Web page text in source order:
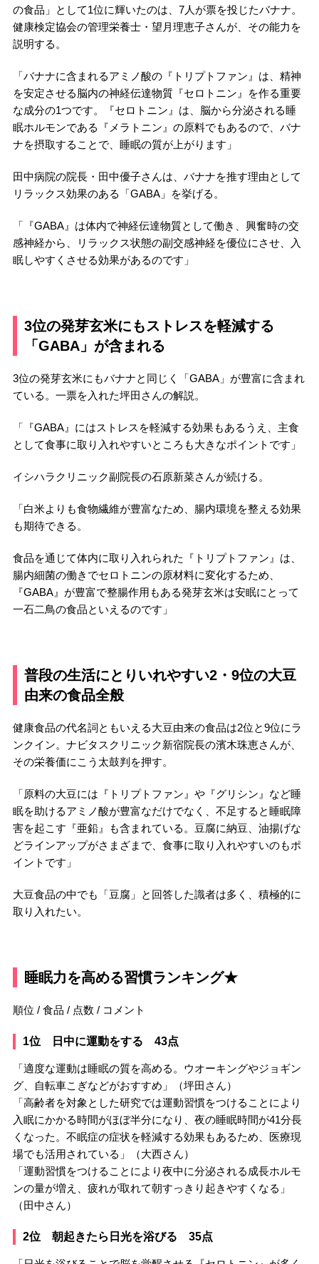
の食品」として1位に輝いたのは、7人が票を投じたバナナ。
健康検定協会の管理栄養士・望月理恵子さんが、その能力を
説明する。
「バナナに含まれるアミノ酸の『トリプトファン』は、精神
を安定させる脳内の神経伝達物質『セロトニン』を作る重要
な成分の1つです。『セロトニン』は、脳から分泌される睡
眠ホルモンである『メラトニン』の原料でもあるので、バナ
ナを摂取することで、睡眠の質が上がります」
田中病院の院長・田中優子さんは、バナナを推す理由として
リラックス効果のある「GABA」を挙げる。
「『GABA』は体内で神経伝達物質として働き、興奮時の交
感神経から、リラックス状態の副交感神経を優位にさせ、入
眠しやすくさせる効果があるのです」
3位の発芽玄米にもストレスを軽減する
「GABA」が含まれる
3位の発芽玄米にもバナナと同じく「GABA」が豊富に含まれ
ている。一票を入れた坪田さんの解説。
「『GABA』にはストレスを軽減する効果もあるうえ、主食
として食事に取り入れやすいところも大きなポイントです」
イシハラクリニック副院長の石原新菜さんが続ける。
「白米よりも食物繊維が豊富なため、腸内環境を整える効果
も期待できる。
食品を通じて体内に取り入れられた『トリプトファン』は、
腸内細菌の働きでセロトニンの原材料に変化するため、
『GABA』が豊富で整腸作用もある発芽玄米は安眠にとって
一石二鳥の食品といえるのです」
普段の生活にとりいれやすい2・9位の大豆
由来の食品全般
健康食品の代名詞ともいえる大豆由来の食品は2位と9位にラ
ンクイン。ナビタスクリニック新宿院長の濱木珠恵さんが、
その栄養価にこう太鼓判を押す。
「原料の大豆には『トリプトファン』や『グリシン』など睡
眠を助けるアミノ酸が豊富なだけでなく、不足すると睡眠障
害を起こす『亜鉛』も含まれている。豆腐に納豆、油揚げな
どラインアップがさまざまで、食事に取り入れやすいのもポ
イントです」
大豆食品の中でも「豆腐」と回答した識者は多く、積極的に
取り入れたい。
睡眠力を高める習慣ランキング★
順位 / 食品 / 点数 / コメント
1位 日中に運動をする 43点
「適度な運動は睡眠の質を高める。ウオーキングやジョギン
グ、自転車こぎなどがおすすめ」（坪田さん）
「高齢者を対象とした研究では運動習慣をつけることにより
入眠にかかる時間がほぼ半分になり、夜の睡眠時間が41分長
くなった。不眠症の症状を軽減する効果もあるため、医療現
場でも活用されている」（大西さん）
「運動習慣をつけることにより夜中に分泌される成長ホルモ
ンの量が増え、疲れが取れて朝すっきり起きやすくなる」
（田中さん）
2位 朝起きたら日光を浴びる 35点